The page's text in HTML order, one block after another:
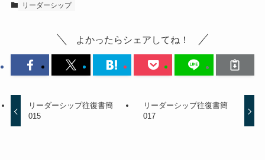
リーダーシップ
よかったらシェアしてね！
リーダーシップ往復書簡
015
リーダーシップ往復書簡
017